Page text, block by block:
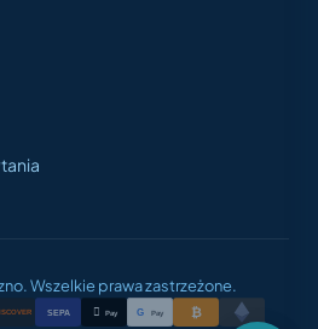
Wszelkie prawa zastrzeżone.
SEPA  Pay G Pay ₿